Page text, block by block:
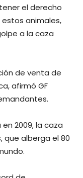
el derecho
animales,
a la caza
de venta de
afirmó GF
2009, la caza
que alberga el 80